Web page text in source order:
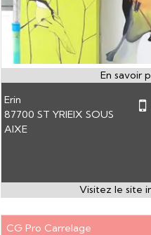
Erin
87700 ST YRIEIX SOUS
AIXE
CG Pro Carrelage